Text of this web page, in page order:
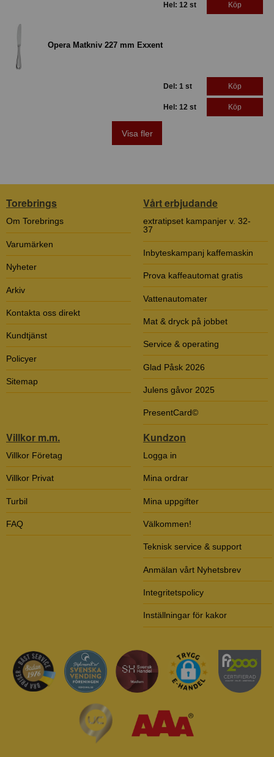
Hel: 12 st Köp
Opera Matkniv 227 mm Exxent
Del: 1 st Köp
Hel: 12 st Köp
Visa fler
Torebrings
Om Torebrings
Varumärken
Nyheter
Arkiv
Kontakta oss direkt
Kundtjänst
Policyer
Sitemap
Vårt erbjudande
extratipset kampanjer v. 32-
37
Inbyteskampanj kaffemaskin
Prova kaffeautomat gratis
Vattenautomater
Mat & dryck på jobbet
Service & operating
Glad Påsk 2026
Julens gåvor 2025
PresentCard©
Villkor m.m.
Villkor Företag
Villkor Privat
Turbil
FAQ
Kundzon
Logga in
Mina ordrar
Mina uppgifter
Välkommen!
Teknisk service & support
Anmälan vårt Nyhetsbrev
Integritetspolicy
Inställningar för kakor